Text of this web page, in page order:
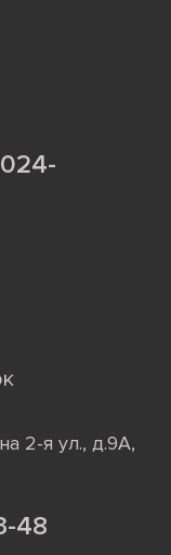
2-я ул., д.9А,
48